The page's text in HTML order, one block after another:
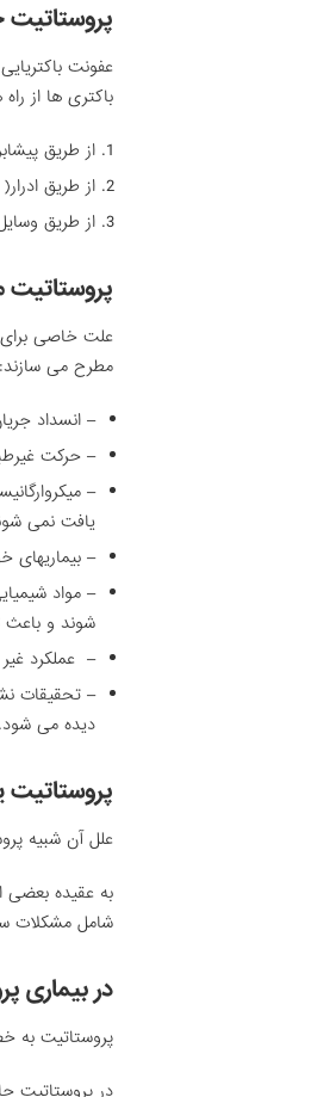
پروستاتیت
عفونت
باکتری ها از
از طریق
از طریق
از طریق
پروستاتیت
علت خاصی برای
مطرح می سازند:
– انسداد
– حرکت
–
یافت نمی
–
– مواد
شوند و باعث
– عملکرد
– تحقیقات
دیده می شود.
پروستاتیت
علل آن شبیه
به عقیده بعضی
شامل مشکلات
در بیماری
پروستاتیت به
در پروستاتیت